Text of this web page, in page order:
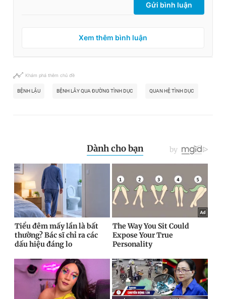
Gửi bình luận
Xem thêm bình luận
Khám phá thêm chủ đề
BỆNH LẬU BỆNH LÂY QUA ĐƯỜNG TÌNH DỤC QUAN HỆ TÌNH DỤC